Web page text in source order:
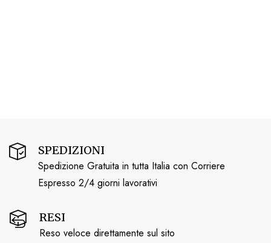
SPEDIZIONI
Spedizione Gratuita in tutta Italia con Corriere
Espresso 2/4 giorni lavorativi
RESI
Reso veloce direttamente sul sito